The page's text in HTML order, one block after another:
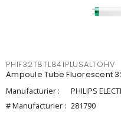
PHIF32T8TL841PLUSALTOHV
Ampoule Tube Fluorescent
Manufacturier :
PHILIPS
# Manufacturier : 281790